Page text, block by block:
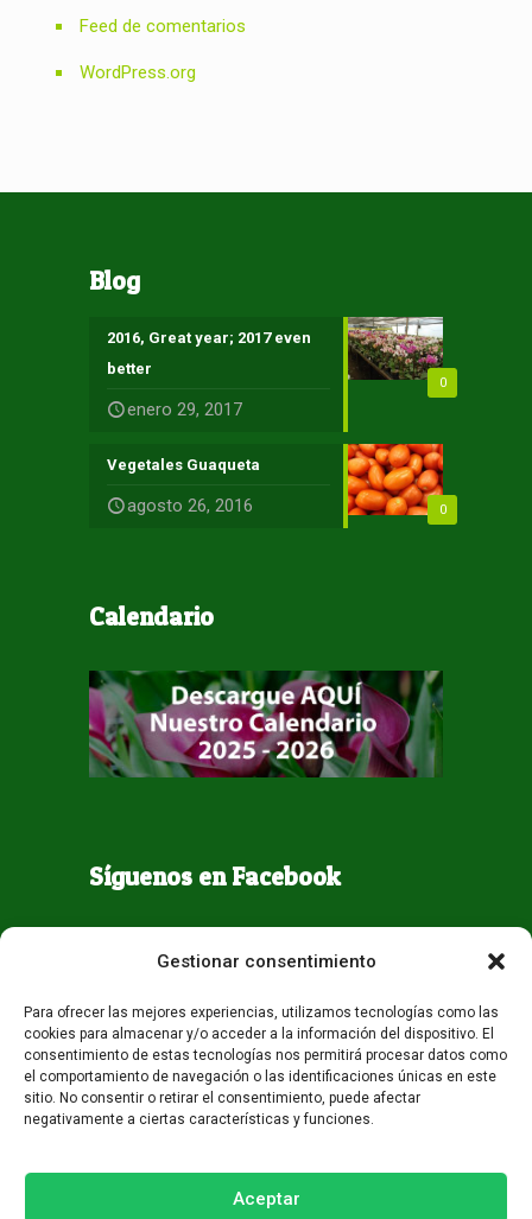
Gestionar consentimiento
Para ofrecer las mejores experiencias, utilizamos tecnologías como las
cookies para almacenar y/o acceder a la información del dispositivo. El
consentimiento de estas tecnologías nos permitirá procesar datos como
el comportamiento de navegación o las identificaciones únicas en este
sitio. No consentir o retirar el consentimiento, puede afectar
negativamente a ciertas características y funciones.
Aceptar
Feed de comentarios
WordPress.org
Blog
0
2016, Great year; 2017 even
better
enero 29, 2017
0
Vegetales Guaqueta
agosto 26, 2016
Calendario
Síguenos en Facebook
Todos los derechos reservados - Guaqueta USA 2026